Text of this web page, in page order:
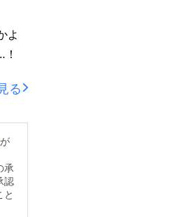
よ
る
が
承
認
と